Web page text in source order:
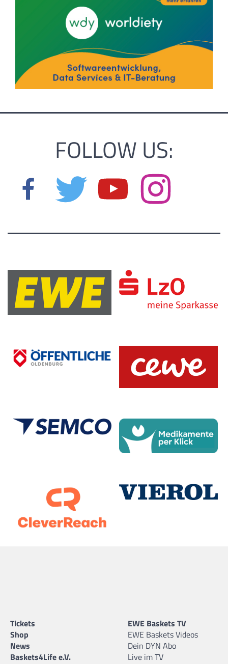
FOLLOW US:
Tickets
Shop
News
Baskets4Life e.V.
EWE Baskets TV
EWE Baskets Videos
Dein DYN Abo
Live im TV